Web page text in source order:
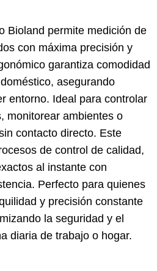
Bioland permite medición de
con máxima precisión y
garantiza comodidad
asegurando
entorno. Ideal para controlar
monitorear ambientes o
contacto directo. Este
de control de calidad,
al instante con
Perfecto para quienes
y precisión constante
la seguridad y el
diaria de trabajo o hogar.